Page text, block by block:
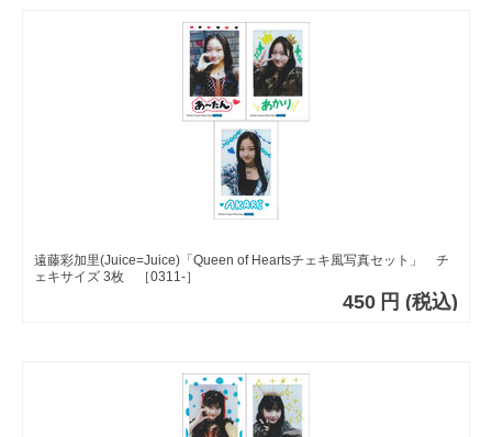
遠藤彩加里(Juice=Juice)「Queen of Heartsチェキ風写真セット」 チ
ェキサイズ 3枚 ［0311-］
450 円 (税込)